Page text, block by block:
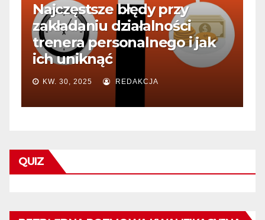
Najczęstsze błędy przy
zakładaniu działalności
trenera personalnego i jak
ich uniknąć
KW. 30, 2025 REDAKCJA
QUIZ